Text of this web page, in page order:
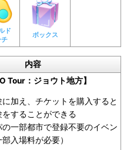
ギア・APEX」と「シャド
方 」と遭遇できる（2022
が「9個」から「10個」に
（2022年2月16日発表）
ア」は「エアロブラス
なるほのお」を覚えてい
ド
チ
ボックス
内容
Tour：ジョウト地方】
加え、チケットを購入すると
することができる
の一部都市で登録不要のイベン
部入場料が必要）